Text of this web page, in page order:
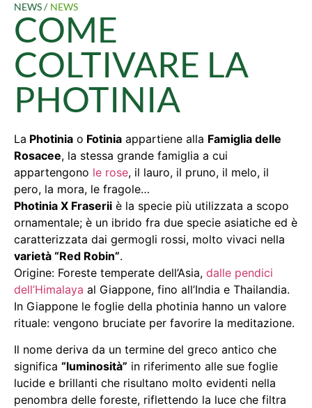
NEWS / NEWS
COME
COLTIVARE LA
PHOTINIA
La Photinia o Fotinia appartiene alla Famiglia delle
Rosacee, la stessa grande famiglia a cui
appartengono le rose, il lauro, il pruno, il melo, il
pero, la mora, le fragole…
Photinia X Fraserii è la specie più utilizzata a scopo
ornamentale; è un ibrido fra due specie asiatiche ed è
caratterizzata dai germogli rossi, molto vivaci nella
varietà “Red Robin”.
Origine: Foreste temperate dell’Asia, dalle pendici
dell’Himalaya al Giappone, fino all’India e Thailandia.
In Giappone le foglie della photinia hanno un valore
rituale: vengono bruciate per favorire la meditazione.
Il nome deriva da un termine del greco antico che
significa “luminosità” in riferimento alle sue foglie
lucide e brillanti che risultano molto evidenti nella
penombra delle foreste, riflettendo la luce che filtra